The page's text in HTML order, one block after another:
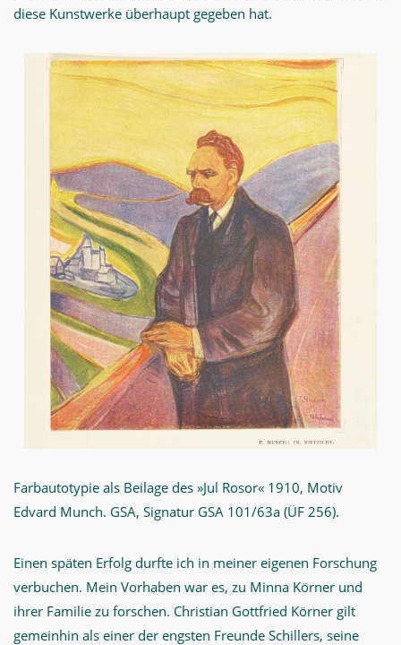
diese Kunstwerke überhaupt gegeben hat.
Farbautotypie als Beilage des »Jul Rosor« 1910, Motiv
Edvard Munch. GSA, Signatur GSA 101/63a (ÜF 256).
Einen späten Erfolg durfte ich in meiner eigenen Forschung
verbuchen. Mein Vorhaben war es, zu Minna Körner und
ihrer Familie zu forschen. Christian Gottfried Körner gilt
gemeinhin als einer der engsten Freunde Schillers, seine